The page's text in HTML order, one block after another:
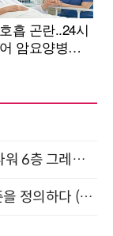
Next AI & Big Data Summit 2026 엘타워 6층 그레이스홀 개최 (9/18)
차세대 AICC, 고객 서비스의 새로운 표준을 정의하다 (9/9)